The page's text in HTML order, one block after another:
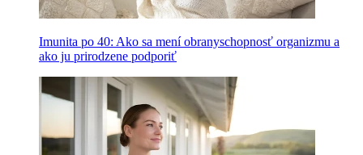
Imunita po 40: Ako sa mení obranyschopnosť organizmu a
ako ju prirodzene podporiť